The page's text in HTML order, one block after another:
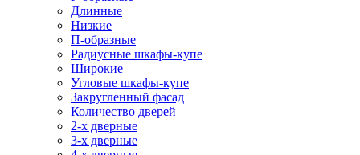
Длинные
Низкие
П-образные
Радиусные шкафы-купе
Широкие
Угловые шкафы-купе
Закругленный фасад
Количество дверей
2-х дверные
3-х дверные